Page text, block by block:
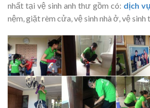
nhất tại vệ sinh anh thư gồm có: dịch
nệm, giặt rèm cửa, vệ sinh nhà ở, vệ